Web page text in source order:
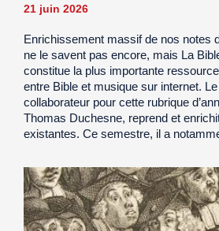
21 juin 2026
Enrichissement massif de nos notes
ne le savent pas encore, mais La
constitue la plus importante
entre Bible et musique sur internet.
collaborateur pour cette rubrique
Thomas Duchesne, reprend et
existantes. Ce semestre, il a